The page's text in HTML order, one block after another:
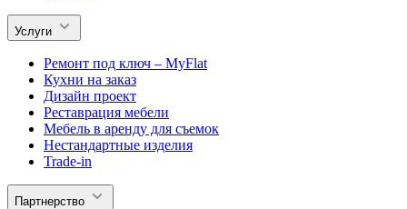
Услуги
Ремонт под ключ – MyFlat
Кухни на заказ
Дизайн проект
Реставрация мебели
Мебель в аренду для съемок
Нестандартные изделия
Trade-in
Партнерство